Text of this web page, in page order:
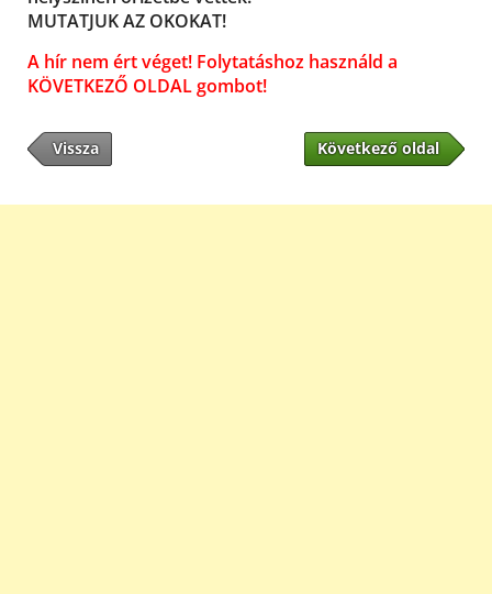
MUTATJUK AZ OKOKAT!
A hír nem ért véget! Folytatáshoz használd a
KÖVETKEZŐ OLDAL gombot!
Vissza Következő oldal